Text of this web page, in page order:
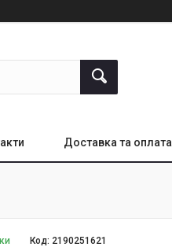
Доставка та оплата
Код: 2190251621